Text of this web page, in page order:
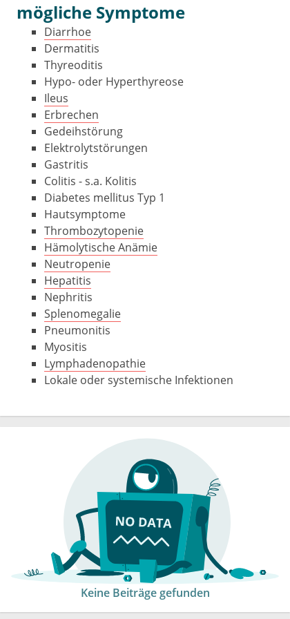
mögliche Symptome
Diarrhoe
Dermatitis
Thyreoditis
Hypo- oder Hyperthyreose
Ileus
Erbrechen
Gedeihstörung
Elektrolytstörungen
Gastritis
Colitis - s.a. Kolitis
Diabetes mellitus Typ 1
Hautsymptome
Thrombozytopenie
Hämolytische Anämie
Neutropenie
Hepatitis
Nephritis
Splenomegalie
Pneumonitis
Myositis
Lymphadenopathie
Lokale oder systemische Infektionen
Keine Beiträge gefunden